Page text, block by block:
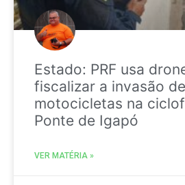
Estado: PRF usa
fiscalizar a invasão de
motocicletas na
Ponte de Igapó
VER MATÉRIA »